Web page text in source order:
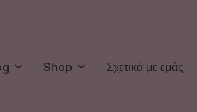
Shop Σχετικά με εμάς